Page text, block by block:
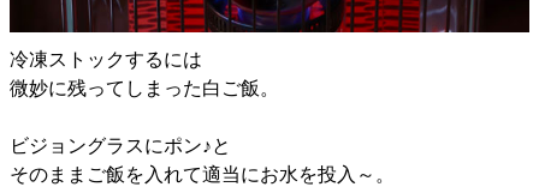
冷凍ストックするには
微妙に残ってしまった白ご飯。
ビジョングラスにポン♪と
そのままご飯を入れて適当にお水を投入～。